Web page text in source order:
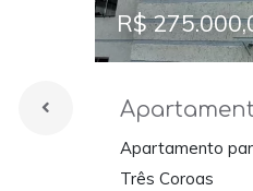
R$
Apartamento
Três Coroas